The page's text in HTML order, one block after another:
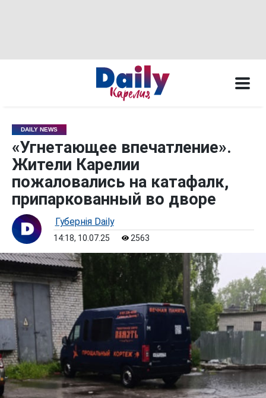
DAILY NEWS
«Угнетающее впечатление».
Жители Карелии
пожаловались на катафалк,
припаркованный во дворе
Губернiя Daily
14:18, 10.07.25 2563